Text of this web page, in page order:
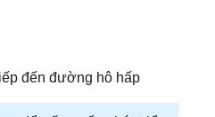
đến đường hô hấp